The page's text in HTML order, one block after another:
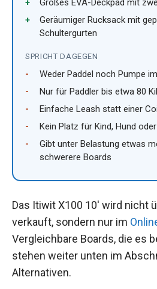
Geräumiger Rucksack mit
Schultergurten
SPRICHT DAGEGEN
Weder Paddel noch Pumpe
Nur für Paddler bis etwa 80
Einfache Leash statt einer
Kein Platz für Kind, Hund
Gibt unter Belastung etwas
schwerere Boards
Das Itiwit X100 10' wird nicht
verkauft, sondern nur im
Vergleichbare Boards, die es
stehen weiter unten im
Alternativen.